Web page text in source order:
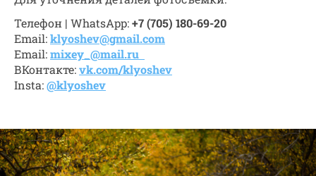
Телефон | WhatsApp:+7 (705) 180-69-20
Email:klyoshev@gmail.com
Email:mixey_@mail.ru
ВКонтакте:vk.com/klyoshev
Insta:@klyoshev